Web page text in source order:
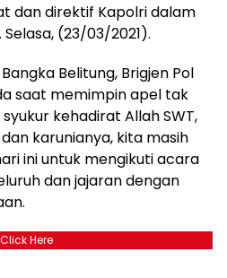
dan direktif Kapolri dalam
(23/03/2021).
Belitung, Brigjen Pol
saat memimpin apel tak
kehadirat Allah SWT,
karunianya, kita masih
ini untuk mengikuti acara
dan jajaran dengan
Click Here